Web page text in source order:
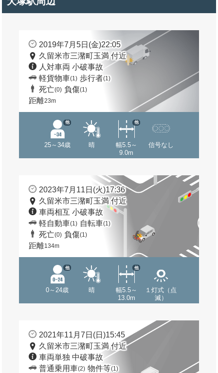
2019年7月5日(金)22:05
久留米市三潴町玉満 付近
人対車両 小破事故
軽貨物車(1) 歩行者(1)
死亡(0) 負傷(1)
距離23m
25～34歳
他
晴
幅5.5～
9.0m
他
信号なし
2023年7月11日(火)17:36
久留米市三潴町玉満 付近
車両相互 小破事故
軽自動車(1) 自転車(1)
死亡(0) 負傷(1)
距離134m
0～24歳
他
晴
幅5.5～
13.0m
他
１灯式（点
滅）
2021年11月7日(日)15:45
久留米市三潴町玉満 付近
車両単独 中破事故
普通乗用車(2) 物件等(1)